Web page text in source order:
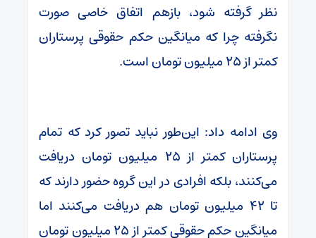
نظر گرفته شود، بازهم اتفاق خاصی صورت
نگرفته چرا که میانگین حکم حقوقی پرستاران
کمتر از ۲۵ میلیون تومان است.
وی ادامه داد: این‌طور نباید تصور کرد که تمام
پرستاران کمتر از ۲۵ میلیون تومان دریافت
می‌کنند، بلکه افرادی در این گروه حضور دارند که
تا ۴۲ میلیون تومان هم دریافت می‌کنند اما
میانگین حکم حقوقی کمتر از ۲۵ میلیون تومان